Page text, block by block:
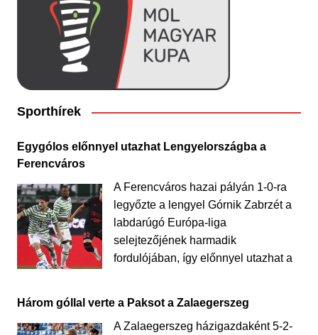
Sporthírek
Egygólos előnnyel utazhat Lengyelországba a
Ferencváros
A Ferencváros hazai pályán 1-0-ra
legyőzte a lengyel Górnik Zabrzét a
labdarúgó Európa-liga
selejtezőjének harmadik
fordulójában, így előnnyel utazhat a
Három góllal verte a Paksot a Zalaegerszeg
A Zalaegerszeg házigazdaként 5-2-